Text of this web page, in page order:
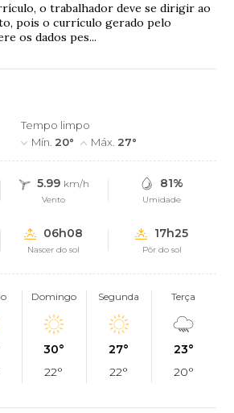
o trabalhador deve se dirigir ao
pois o currículo gerado pelo
os dados pes...
Tempo limpo
Mín. 20° Máx. 27°
5.99 km/h
Vento
81%
Umidade
06h08
Nascer do sol
17h25
Pôr do sol
Domingo
30°
22°
Segunda
27°
22°
Terça
23°
20°